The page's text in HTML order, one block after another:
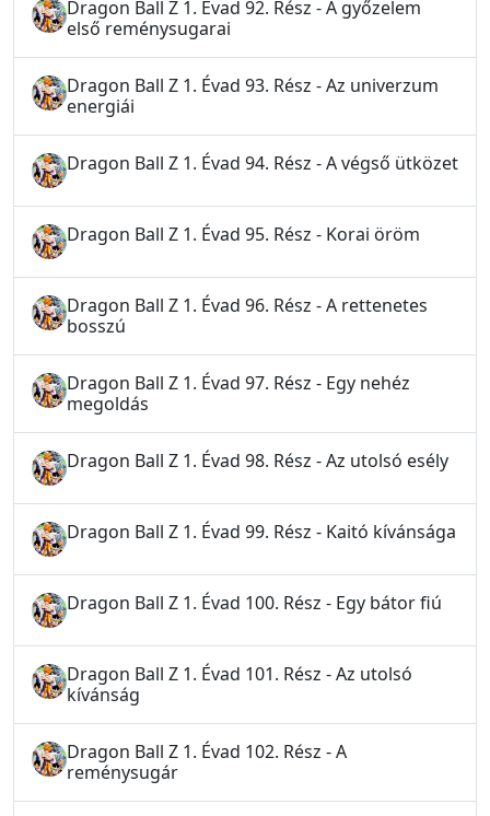
Dragon Ball Z 1. Évad 92. Rész - A győzelem
első reménysugarai
Dragon Ball Z 1. Évad 93. Rész - Az univerzum
energiái
Dragon Ball Z 1. Évad 94. Rész - A végső ütközet
Dragon Ball Z 1. Évad 95. Rész - Korai öröm
Dragon Ball Z 1. Évad 96. Rész - A rettenetes
bosszú
Dragon Ball Z 1. Évad 97. Rész - Egy nehéz
megoldás
Dragon Ball Z 1. Évad 98. Rész - Az utolsó esély
Dragon Ball Z 1. Évad 99. Rész - Kaitó kívánsága
Dragon Ball Z 1. Évad 100. Rész - Egy bátor fiú
Dragon Ball Z 1. Évad 101. Rész - Az utolsó
kívánság
Dragon Ball Z 1. Évad 102. Rész - A
reménysugár